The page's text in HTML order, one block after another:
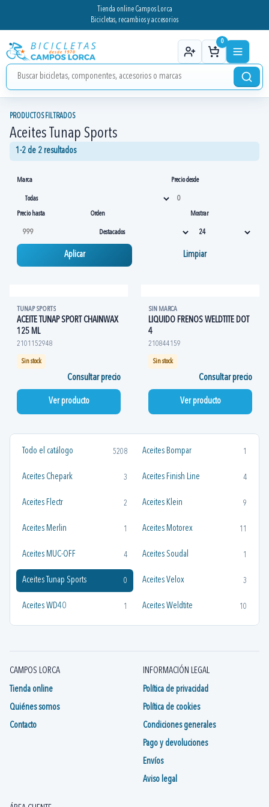
Tienda online Campos Lorca
Bicicletas, recambios y accesorios
0
Todo el catálogo 5208 Aceites Bompar 1
Aceites Chepark 3 Aceites Finish Line 4
Aceites Flectr 2 Aceites Klein 9
Aceites Merlin 1 Aceites Motorex 11
Aceites MUC-OFF 4 Aceites Soudal 1
Aceites Tunap Sports 0 Aceites Velox 3
Aceites WD40 1 Aceites Weldtite 10
Aceites/Grasas Avid Grasas y Aceites SHIMANO
PRODUCTOS FILTRADOS
Aceites Tunap Sports
1-2 de 2 resultados
Marca Precio desde
Precio hasta Orden Mostrar
Aplicar Limpiar
TUNAP SPORTS
ACEITE TUNAP SPORT CHAINWAX
125 ML
2101152948
Sin stock
Consultar precio
Ver producto
SIN MARCA
LIQUIDO FRENOS WELDTITE DOT
4
210844159
Sin stock
Consultar precio
Ver producto
CAMPOS LORCA
Tienda online
Quiénes somos
Contacto
INFORMACIÓN LEGAL
Política de privacidad
Política de cookies
Condiciones generales
Pago y devoluciones
Envíos
Aviso legal